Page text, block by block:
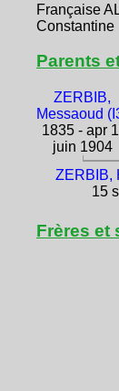
Française
Constantine
Parents
ZERBIB,
Messaoud
1835 - apr
juin 1904
ZERBIB,
15
Frères et